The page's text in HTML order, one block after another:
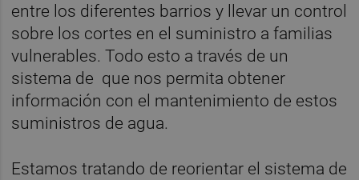
entre los diferentes barrios y llevar un control
sobre los cortes en el suministro a familias
vulnerables. Todo esto a través de un
sistema de que nos permita obtener
información con el mantenimiento de estos
suministros de agua.
Estamos tratando de reorientar el sistema de